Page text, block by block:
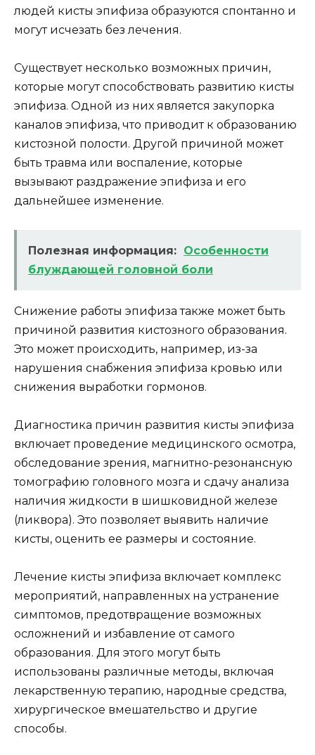
людей кисты эпифиза образуются спонтанно и
могут исчезать без лечения.
Существует несколько возможных причин,
которые могут способствовать развитию кисты
эпифиза. Одной из них является закупорка
каналов эпифиза, что приводит к образованию
кистозной полости. Другой причиной может
быть травма или воспаление, которые
вызывают раздражение эпифиза и его
дальнейшее изменение.
Полезная информация: Особенности
блуждающей головной боли
Снижение работы эпифиза также может быть
причиной развития кистозного образования.
Это может происходить, например, из-за
нарушения снабжения эпифиза кровью или
снижения выработки гормонов.
Диагностика причин развития кисты эпифиза
включает проведение медицинского осмотра,
обследование зрения, магнитно-резонансную
томографию головного мозга и сдачу анализа
наличия жидкости в шишковидной железе
(ликвора). Это позволяет выявить наличие
кисты, оценить ее размеры и состояние.
Лечение кисты эпифиза включает комплекс
мероприятий, направленных на устранение
симптомов, предотвращение возможных
осложнений и избавление от самого
образования. Для этого могут быть
использованы различные методы, включая
лекарственную терапию, народные средства,
хирургическое вмешательство и другие
способы.